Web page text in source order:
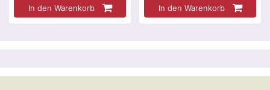
In den Warenkorb In den Warenkorb